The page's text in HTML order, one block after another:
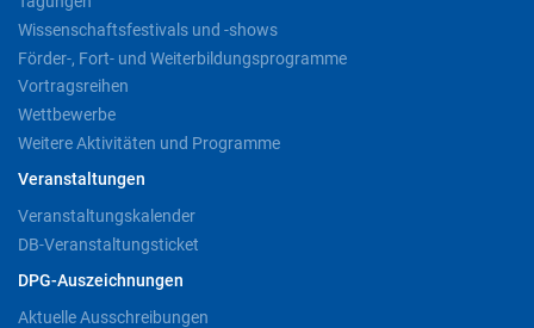
Wissenschaftsfestivals und -shows
Förder-, Fort- und Weiterbildungsprogramme
Vortragsreihen
Wettbewerbe
Weitere Aktivitäten und Programme
Veranstaltungen
Veranstaltungskalender
DB-Veranstaltungsticket
DPG-Auszeichnungen
Aktuelle Ausschreibungen